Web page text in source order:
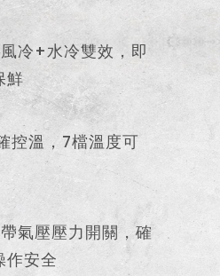
冷+水冷雙效，即
鮮
控溫，7檔溫度可
氣壓壓力開關，確
作安全